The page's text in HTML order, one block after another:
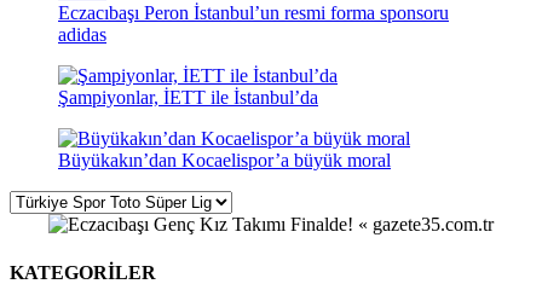
Eczacıbaşı Peron İstanbul’un resmi forma sponsoru
adidas
Şampiyonlar, İETT ile İstanbul’da
Büyükakın’dan Kocaelispor’a büyük moral
KATEGORİLER